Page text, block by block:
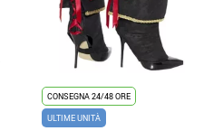
CONSEGNA 24/48 ORE
ULTIME UNITÀ